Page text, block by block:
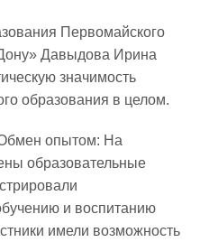
Первомайского
Давыдова Ирина
значимость
образования в целом.
опытом: На
образовательные
и воспитанию
имели возможность